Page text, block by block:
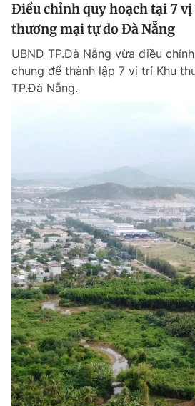
Điều chỉnh quy hoạch tại 7
thương mại tự do Đà Nẵng
UBND TP.Đà Nẵng vừa điều
chung để thành lập 7 vị trí Khu
TP.Đà Nẵng.